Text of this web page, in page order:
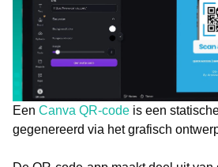
Een Canva QR-code is een
gegenereerd via het grafisch